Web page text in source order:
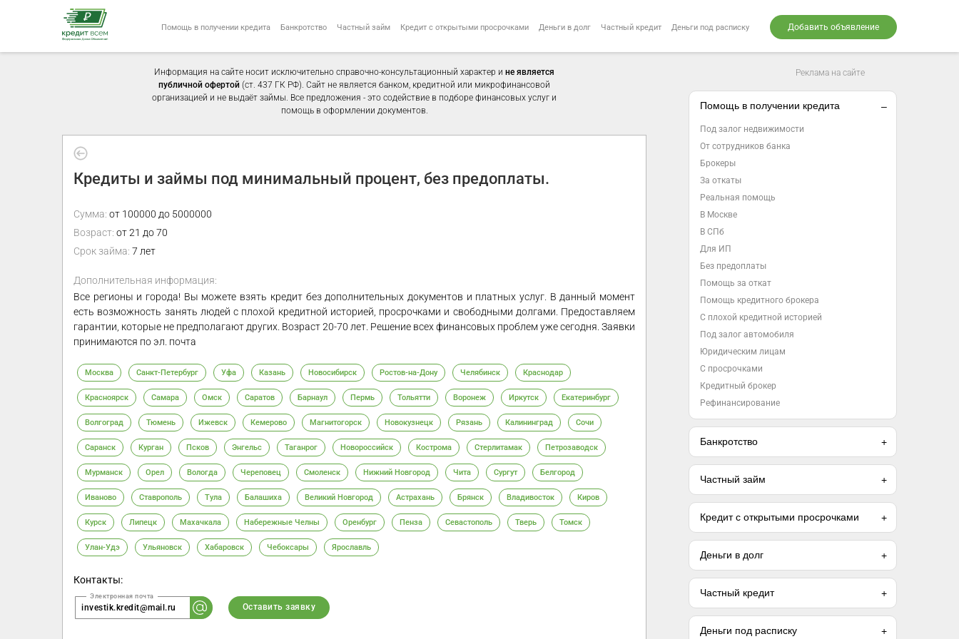
Помощь в получении кредита Банкротство Частный займ Кредит с открытыми просрочками Деньги в долг Частный кредит Деньги под расписку Добавить объявление
Информация на сайте носит исключительно справочно-консультационный характер и не является
публичной офертой (ст. 437 ГК РФ). Сайт не является банком, кредитной или микрофинансовой
организацией и не выдаёт займы. Все предложения - это содействие в подборе финансовых услуг и
помощь в оформлении документов.
Кредиты и займы под минимальный процент, без предоплаты.
Сумма: от 100000 до 5000000
Возраст: от 21 до 70
Срок займа: 7 лет
Дополнительная информация:
Все регионы и города! Вы можете взять кредит без дополнительных документов и платных услуг. В данный момент
есть возможность занять людей с плохой кредитной историей, просрочками и свободными долгами. Предоставляем
гарантии, которые не предполагают других. Возраст 20-70 лет. Решение всех финансовых проблем уже сегодня. Заявки
принимаются по эл. почта
Москва Санкт-Петербург Уфа Казань Новосибирск Ростов-на-Дону Челябинск Краснодар
Красноярск Самара Омск Саратов Барнаул Пермь Тольятти Воронеж Иркутск Екатеринбург
Волгоград Тюмень Ижевск Кемерово Магнитогорск Новокузнецк Рязань Калининград Сочи
Саранск Курган Псков Энгельс Таганрог Новороссийск Кострома Стерлитамак Петрозаводск
Мурманск Орел Вологда Череповец Смоленск Нижний Новгород Чита Сургут Белгород
Иваново Ставрополь Тула Балашиха Великий Новгород Астрахань Брянск Владивосток Киров
Курск Липецк Махачкала Набережные Челны Оренбург Пенза Севастополь Тверь Томск
Улан-Удэ Ульяновск Хабаровск Чебоксары Ярославль
Контакты:
investik.kredit@mail.ru Оставить заявку
Реклама на сайте
Помощь в получении кредита
Под залог недвижимости
От сотрудников банка
Брокеры
За откаты
Реальная помощь
В Москве
В СПб
Для ИП
Без предоплаты
Помощь за откат
Помощь кредитного брокера
С плохой кредитной историей
Под залог автомобиля
Юридическим лицам
С просрочками
Кредитный брокер
Рефинансирование
Банкротство
Частный займ
Кредит с открытыми просрочками
Деньги в долг
Частный кредит
Деньги под расписку